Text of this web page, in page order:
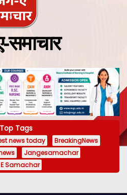
Top Tags
news today
BreakingNews
Jangesamachar
Samachar